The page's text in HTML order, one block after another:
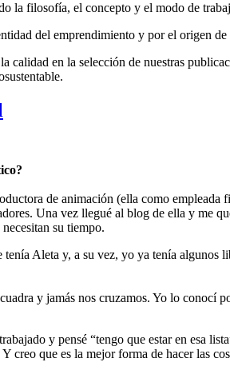
la filosofía, el concepto y el modo de
del emprendimiento y por el origen
calidad en la selección de nuestras
de animación (ella como empleada
Una vez llegué al blog de ella y me
su tiempo.
Aleta y, a su vez, yo ya tenía
y jamás nos cruzamos. Yo lo
y pensé “tengo que estar en esa
creo que es la mejor forma de hacer las